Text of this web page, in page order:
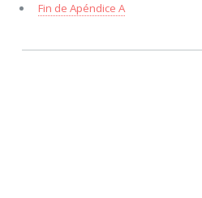
Fin de Apéndice A